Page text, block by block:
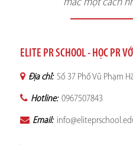
mắc một cách
ELITE PR SCHOOL - HỌC PR
Địa chỉ: Số 37 Phố Vũ Phạm
Hotline: 0967507843
Email: